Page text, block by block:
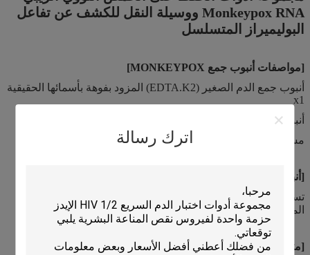
اترك رسالة
Monkeypox RNA ووسيلة النقل للكشف عن تفاعل
البوليميراز المتسلسل
[مواصفات أنبوب جمع MONKEYPOX]
أنبوب جمع الدم الصغير (EDTA.K2) المزود بفوهة بأسمائها الحقيقية
x1
أنبوب الحفظ x1
مسحة متدفقة x2
[ أنبوب جمع MONKEYPOX
تستخدم لجمع ونقل وتخزين عينات الفيروس في المعامل أو
المستشفيات.
[متطلبات عينة MONKEYPOX متوسطة]